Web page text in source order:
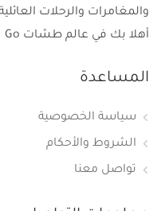
والمغامرات والرحلات
أهلا بك في عالم طشات Go
المساعدة
سياسة الخصوصية
الشروط والأحكام
تواصل معنا